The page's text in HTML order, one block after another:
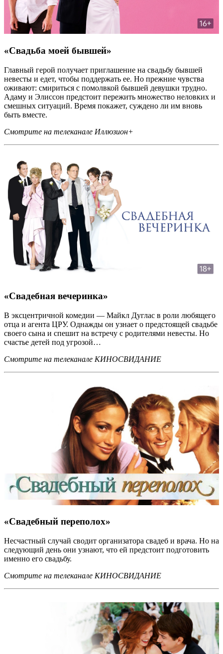
«Свадьба моей бывшей»
Главный герой получает приглашение на свадьбу бывшей
невесты и едет, чтобы поддержать ее. Но прежние чувства
оживают: смириться с помолвкой бывшей девушки трудно.
Адаму и Элиссон предстоит пережить множество неловких и
смешных ситуаций. Время покажет, суждено ли им вновь
быть вместе.
Смотрите на телеканале Иллюзион+
«Свадебная вечеринка»
В эксцентричной комедии — Майкл Дуглас в роли любящего
отца и агента ЦРУ. Однажды он узнает о предстоящей свадьбе
своего сына и спешит на встречу с родителями невесты. Но
счастье детей под угрозой…
Смотрите на телеканале КИНОСВИДАНИЕ
«Свадебный переполох»
Несчастный случай сводит организатора свадеб и врача. Но на
следующий день они узнают, что ей предстоит подготовить
именно его свадьбу.
Смотрите на телеканале КИНОСВИДАНИЕ